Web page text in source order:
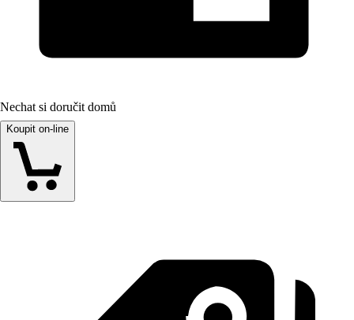
Nechat si doručit domů
Koupit on-line